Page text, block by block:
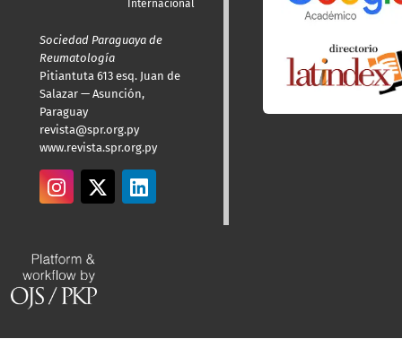
Internacional
Sociedad Paraguaya de
Reumatología
Pitiantuta 613 esq. Juan de
Salazar — Asunción,
Paraguay
revista@spr.org.py
www.revista.spr.org.py